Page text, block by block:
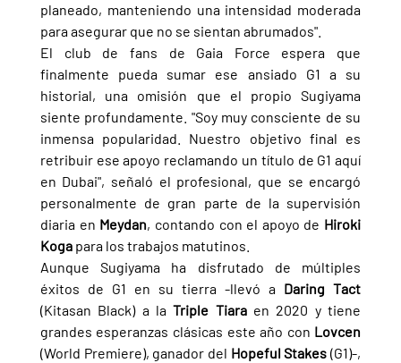
planeado, manteniendo una intensidad moderada
para asegurar que no se sientan abrumados".
El club de fans de Gaia Force espera que
finalmente pueda sumar ese ansiado G1 a su
historial, una omisión que el propio Sugiyama
siente profundamente. "Soy muy consciente de su
inmensa popularidad. Nuestro objetivo final es
retribuir ese apoyo reclamando un título de G1 aquí
en Dubai", señaló el profesional, que se encargó
personalmente de gran parte de la supervisión
diaria en Meydan, contando con el apoyo de Hiroki
Koga para los trabajos matutinos.
Aunque Sugiyama ha disfrutado de múltiples
éxitos de G1 en su tierra -llevó a
(Kitasan Black) a la Triple Tiara en 2020 y tiene
grandes esperanzas clásicas este año con
(World Premiere), ganador del Hopeful Stakes (G1)-,